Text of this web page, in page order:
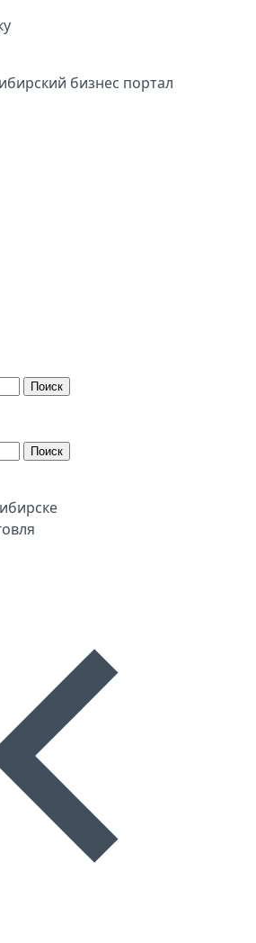
бизнес портал
Поиск
Поиск